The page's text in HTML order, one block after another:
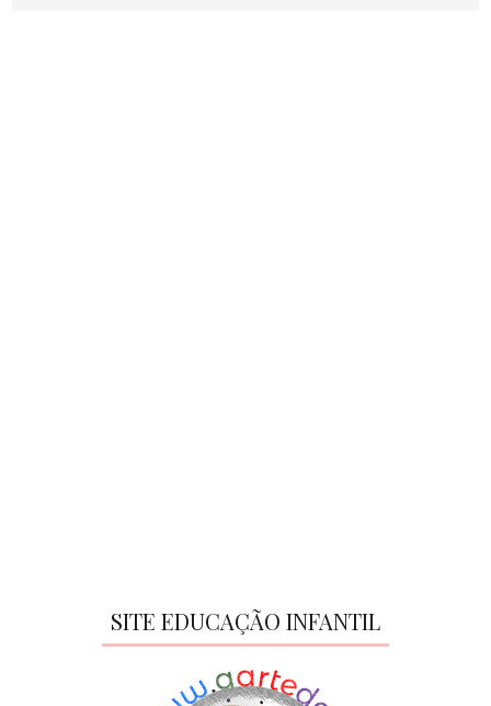
SITE EDUCAÇÃO INFANTIL